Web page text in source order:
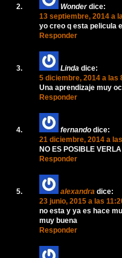
Wonder dice:
13 septiembre, 2014 a
yo creo q esta pelicula
Responder
Linda dice:
5 diciembre, 2014 a las
Una aprendizaje muy
Responder
fernando dice:
21 diciembre, 2014 a
NO ES POSIBLE VERLA
Responder
alexandra dice:
23 junio, 2015 a las
no esta y ya es hace
muy buena
Responder